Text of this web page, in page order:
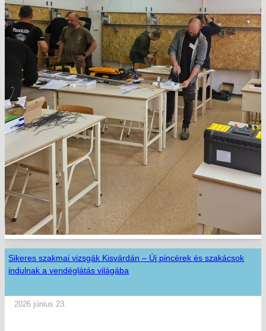
Sikeres szakmai vizsgák Kisvárdán – Új pincérek és szakácsok
indulnak a vendéglátás világába
2026 június 23.